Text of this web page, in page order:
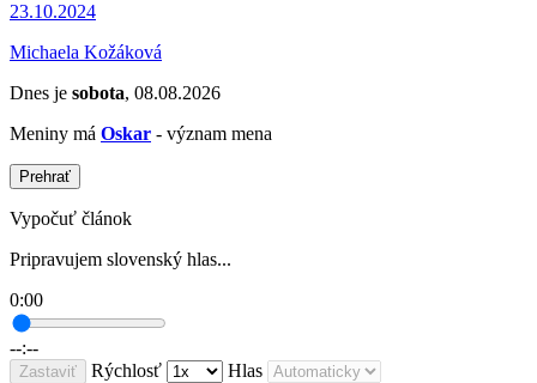
23.10.2024
Michaela Kožáková
Dnes je sobota, 08.08.2026
Meniny má Oskar - význam mena
Prehrať
Vypočuť článok
Pripravujem slovenský hlas...
0:00
--:--
Zastaviť Rýchlosť Hlas